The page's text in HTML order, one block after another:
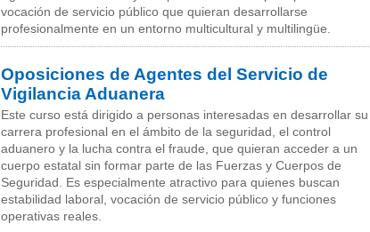
vocación de servicio público que quieran desarrollarse
profesionalmente en un entorno multicultural y multilingüe.
Oposiciones de Agentes del Servicio de
Vigilancia Aduanera
Este curso está dirigido a personas interesadas en desarrollar su
carrera profesional en el ámbito de la seguridad, el control
aduanero y la lucha contra el fraude, que quieran acceder a un
cuerpo estatal sin formar parte de las Fuerzas y Cuerpos de
Seguridad. Es especialmente atractivo para quienes buscan
estabilidad laboral, vocación de servicio público y funciones
operativas reales.